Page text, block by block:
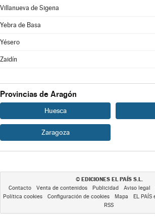
Villanueva de Sigena
Yebra de Basa
Yésero
Zaidín
Provincias de Aragón
Huesca
Zaragoza
© EDICIONES EL PAÍS S.L.
Contacto Venta de contenidos Publicidad Aviso legal
Política cookies
Configuración de cookies Mapa EL PAÍS
RSS